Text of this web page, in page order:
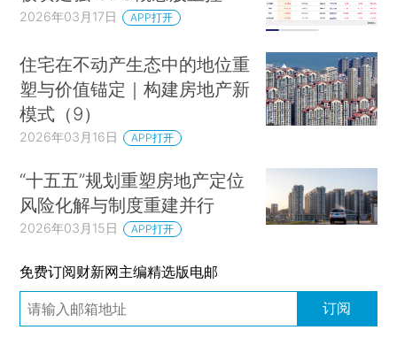
2026年03月17日 APP打开
住宅在不动产生态中的地位重
塑与价值锚定｜构建房地产新
模式（9）
2026年03月16日 APP打开
“十五五”规划重塑房地产定位
风险化解与制度重建并行
2026年03月15日 APP打开
免费订阅财新网主编精选版电邮
订阅